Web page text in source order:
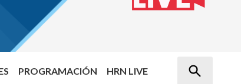
PROGRAMACIÓN HRN LIVE